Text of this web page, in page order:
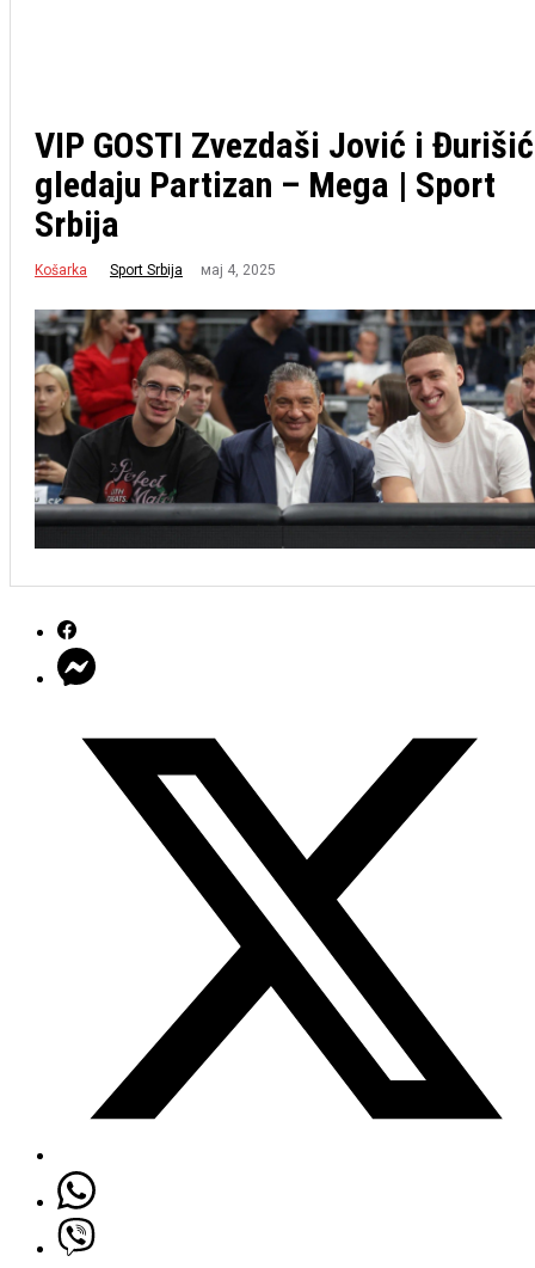
VIP GOSTI Zvezdaši Jović i Đurišić
gledaju Partizan – Mega | Sport
Srbija
Košarka Sport Srbija мај 4, 2025